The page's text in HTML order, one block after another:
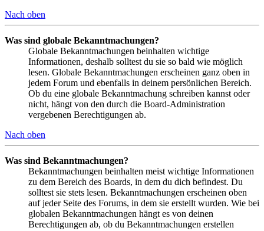
Nach oben
Was sind globale Bekanntmachungen?
Globale Bekanntmachungen beinhalten wichtige
Informationen, deshalb solltest du sie so bald wie möglich
lesen. Globale Bekanntmachungen erscheinen ganz oben in
jedem Forum und ebenfalls in deinem persönlichen Bereich.
Ob du eine globale Bekanntmachung schreiben kannst oder
nicht, hängt von den durch die Board-Administration
vergebenen Berechtigungen ab.
Nach oben
Was sind Bekanntmachungen?
Bekanntmachungen beinhalten meist wichtige Informationen
zu dem Bereich des Boards, in dem du dich befindest. Du
solltest sie stets lesen. Bekanntmachungen erscheinen oben
auf jeder Seite des Forums, in dem sie erstellt wurden. Wie bei
globalen Bekanntmachungen hängt es von deinen
Berechtigungen ab, ob du Bekanntmachungen erstellen